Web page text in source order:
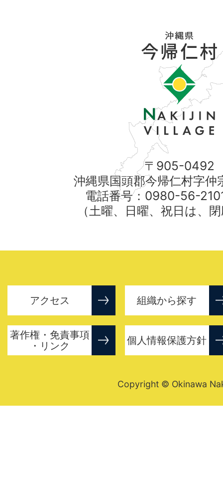
〒905-0492
沖縄県国頭郡今帰仁村字仲
電話番号：0980-56-
（土曜、日曜、祝日は、
アクセス 組織から探す
著作権・免責事項
・リンク
個人情報保護方針
Copyright © Okinawa